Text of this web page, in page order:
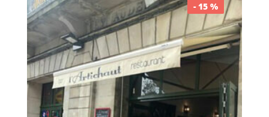
- 15 %